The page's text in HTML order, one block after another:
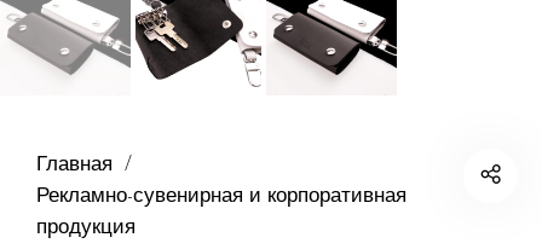
Главная
/
Рекламно-сувенирная и корпоративная
продукция